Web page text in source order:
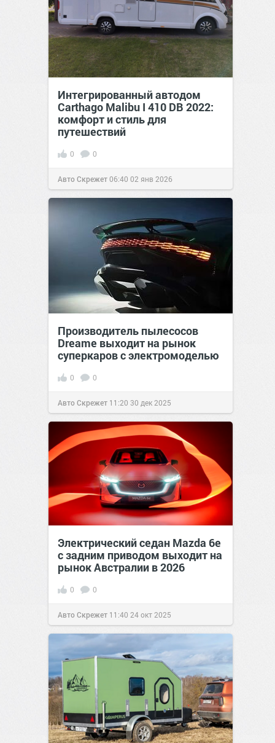
Интегрированный автодом
Carthago Malibu I 410 DB 2022:
комфорт и стиль для
путешествий
0 0
Авто Скрежет06:40 02 янв 2026
Производитель пылесосов
Dreame выходит на рынок
суперкаров с электромоделью
0 0
Авто Скрежет 11:20 30 дек 2025
Электрический седан Mazda 6e
с задним приводом выходит на
рынок Австралии в 2026
0 0
Авто Скрежет 11:40 24 окт 2025